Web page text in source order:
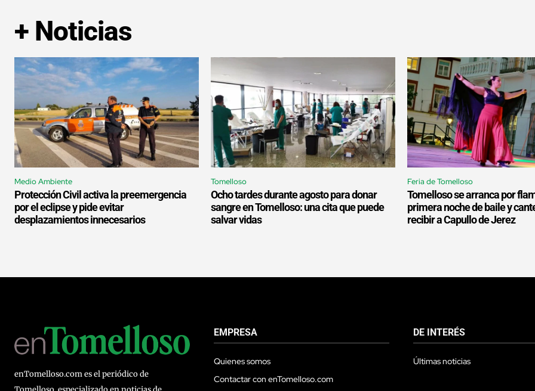
+ Noticias
Medio Ambiente
Protección Civil activa la preemergencia
por el eclipse y pide evitar
desplazamientos innecesarios
Tomelloso
Ocho tardes durante agosto para donar
sangre en Tomelloso: una cita que puede
salvar vidas
Feria de Tomelloso
Tomelloso se arranca por
primera noche de baile y
recibir a Capullo de Jerez
enTomelloso.com es el periódico de
EMPRESA
Quienes somos
Contactar con enTomelloso.com
DE INTERÉS
Últimas noticias